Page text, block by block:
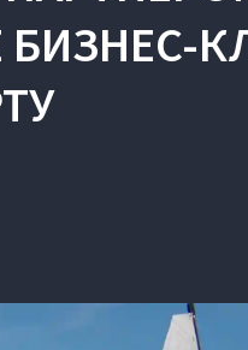
БИЗНЕС-